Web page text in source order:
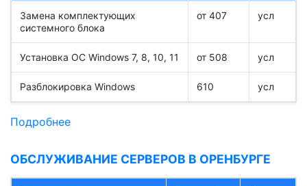
Замена комплектующих
системного блока
от 407 усл
Установка ОС Windows 7, 8, 10, 11 от 508 усл
Разблокировка Windows 610 усл
Подробнее
ОБСЛУЖИВАНИЕ СЕРВЕРОВ В ОРЕНБУРГЕ